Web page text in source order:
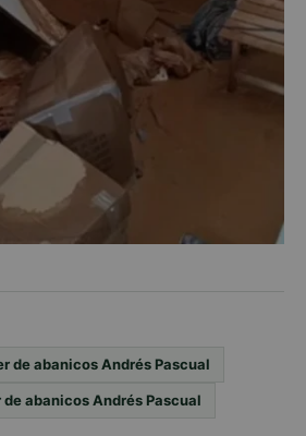
de abanicos Andrés Pascual
abanicos Andrés Pascual